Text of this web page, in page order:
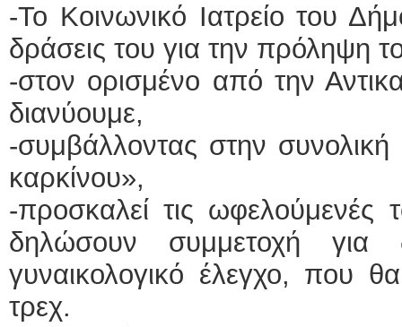
-Το Κοινωνικό Ιατρείο του
δράσεις του για την πρόληψη
-στον ορισμένο από την
διανύουμε,
-συμβάλλοντας στην
καρκίνου»,
-προσκαλεί τις ωφελούμενές
δηλώσουν συμμετοχή
γυναικολογικό έλεγχο, που
τρεχ.